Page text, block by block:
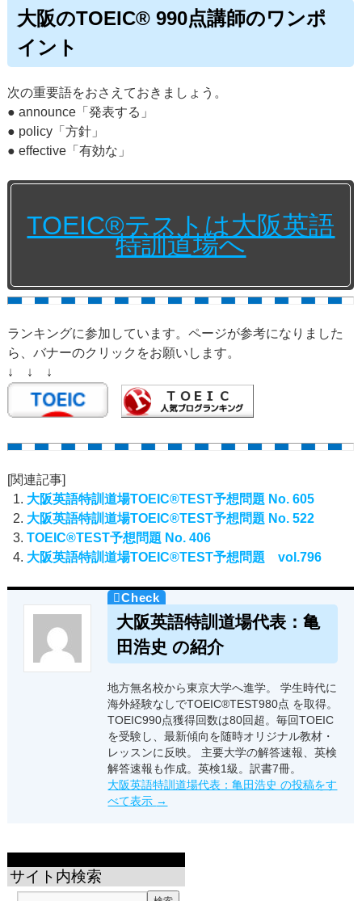
大阪のTOEIC® 990点講師のワンポ
イント
次の重要語をおさえておきましょう。
● announce「発表する」
● policy「方針」
● effective「有効な」
TOEIC®テストは大阪英語
特訓道場へ
ランキングに参加しています。ページが参考になりました
ら、バナーのクリックをお願いします。
↓ ↓ ↓
[関連記事]
大阪英語特訓道場TOEIC®TEST予想問題 No. 605
大阪英語特訓道場TOEIC®TEST予想問題 No. 522
TOEIC®TEST予想問題 No. 406
大阪英語特訓道場TOEIC®TEST予想問題 vol.796
大阪英語特訓道場代表：亀
田浩史 の紹介
地方無名校から東京大学へ進学。 学生時代に
海外経験なしでTOEIC®TEST980点 を取得。
TOEIC990点獲得回数は80回超。毎回TOEIC
を受験し、最新傾向を随時オリジナル教材・
レッスンに反映。 主要大学の解答速報、英検
解答速報も作成。英検1級。訳書7冊。
大阪英語特訓道場代表：亀田浩史 の投稿をす
べて表示 →
サイト内検索